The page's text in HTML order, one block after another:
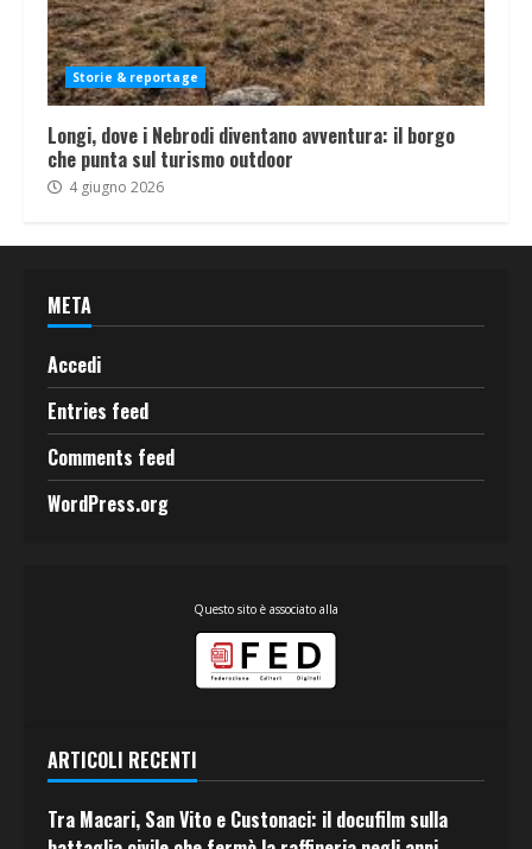
Storie & reportage
Longi, dove i Nebrodi diventano avventura: il borgo
che punta sul turismo outdoor
4 giugno 2026
META
Accedi
Entries feed
Comments feed
WordPress.org
Questo sito è associato alla
ARTICOLI RECENTI
Tra Macari, San Vito e Custonaci: il docufilm sulla